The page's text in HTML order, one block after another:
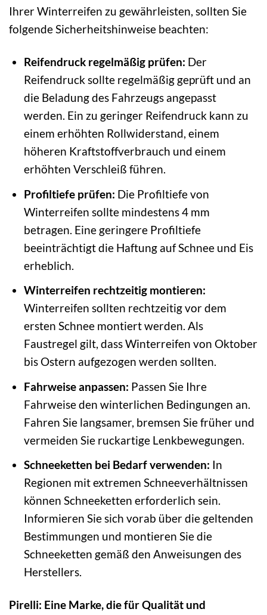
Ihrer Winterreifen zu gewährleisten, sollten Sie
folgende Sicherheitshinweise beachten:
Reifendruck regelmäßig prüfen: Der
Reifendruck sollte regelmäßig geprüft und an
die Beladung des Fahrzeugs angepasst
werden. Ein zu geringer Reifendruck kann zu
einem erhöhten Rollwiderstand, einem
höheren Kraftstoffverbrauch und einem
erhöhten Verschleiß führen.
Profiltiefe prüfen: Die Profiltiefe von
Winterreifen sollte mindestens 4 mm
betragen. Eine geringere Profiltiefe
beeinträchtigt die Haftung auf Schnee und Eis
erheblich.
Winterreifen rechtzeitig montieren:
Winterreifen sollten rechtzeitig vor dem
ersten Schnee montiert werden. Als
Faustregel gilt, dass Winterreifen von Oktober
bis Ostern aufgezogen werden sollten.
Fahrweise anpassen: Passen Sie Ihre
Fahrweise den winterlichen Bedingungen an.
Fahren Sie langsamer, bremsen Sie früher und
vermeiden Sie ruckartige Lenkbewegungen.
Schneeketten bei Bedarf verwenden: In
Regionen mit extremen Schneeverhältnissen
können Schneeketten erforderlich sein.
Informieren Sie sich vorab über die geltenden
Bestimmungen und montieren Sie die
Schneeketten gemäß den Anweisungen des
Herstellers.
Pirelli: Eine Marke, die für Qualität und